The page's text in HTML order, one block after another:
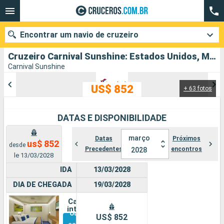
Cruzeiro Carnival Sunshine: Estados Unidos, México, Belize partindo de Galveston
Carnival Sunshine
+ 63 fotos
US$ 852
DATAS E DISPONIBILIDADE
desde us$ 852
le 13/03/2028
Datas
Precedentes
março
2028
Próximos
encontros
IDA
DIA DE CHEGADA
Cabine
interna
Outras
13/03/2028
19/03/2028
US$ 852
Encontrar um navio de cruzeiro
Cidades Companhias
Pesquisar